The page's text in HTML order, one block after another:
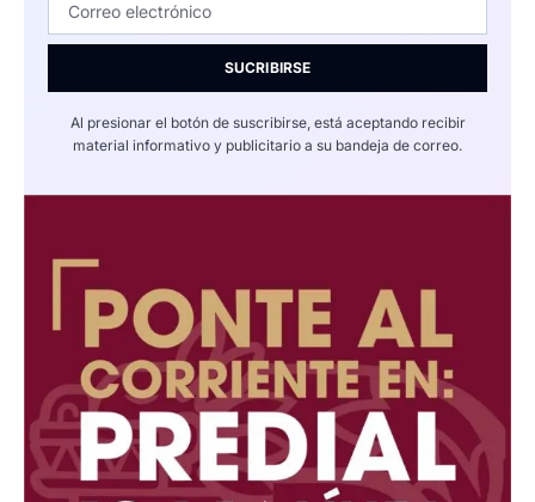
SUCRIBIRSE
Al presionar el botón de suscribirse, está aceptando recibir
material informativo y publicitario a su bandeja de correo.